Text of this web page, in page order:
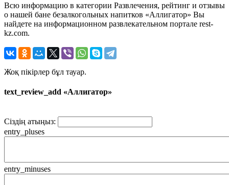
Всю информацию в категории Развлечения, рейтинг и отзывы
о нашей бане безалкогольных напитков «Аллигатор» Вы
найдете на информационном развлекательном портале rest-
kz.com.
Жоқ пікірлер бұл тауар.
text_review_add «Аллигатор»
Сіздің атыңыз:
entry_pluses
entry_minuses